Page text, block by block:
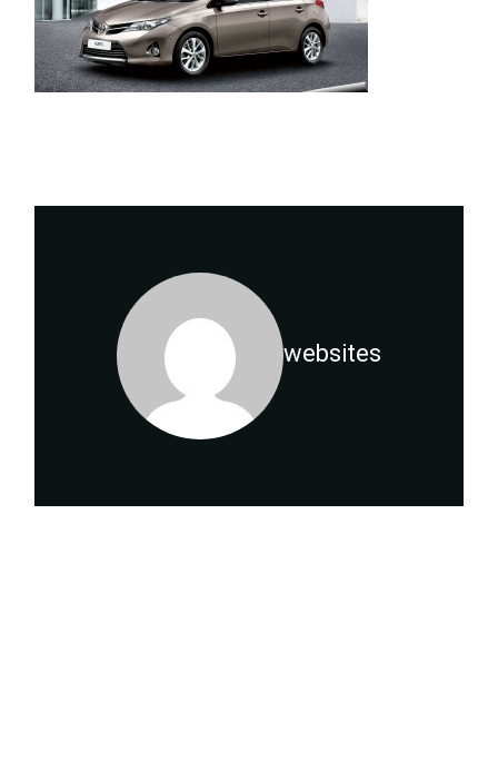
websites